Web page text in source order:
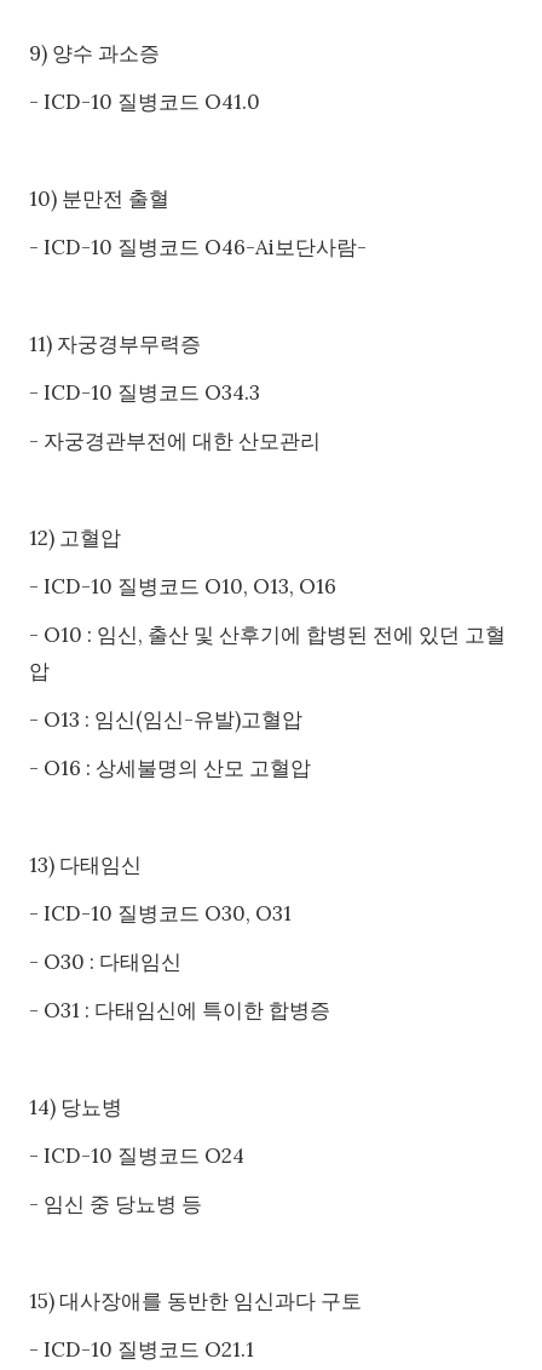
9) 양수 과소증
- ICD-10 질병코드 O41.0
10) 분만전 출혈
- ICD-10 질병코드 O46-Ai보단사람-
11) 자궁경부무력증
- ICD-10 질병코드 O34.3
- 자궁경관부전에 대한 산모관리
12) 고혈압
- ICD-10 질병코드 O10, O13, O16
- O10 : 임신, 출산 및 산후기에 합병된 전에 있던 고혈
압
- O13 : 임신(임신-유발)고혈압
- O16 : 상세불명의 산모 고혈압
13) 다태임신
- ICD-10 질병코드 O30, O31
- O30 : 다태임신
- O31 : 다태임신에 특이한 합병증
14) 당뇨병
- ICD-10 질병코드 O24
- 임신 중 당뇨병 등
15) 대사장애를 동반한 임신과다 구토
- ICD-10 질병코드 O21.1